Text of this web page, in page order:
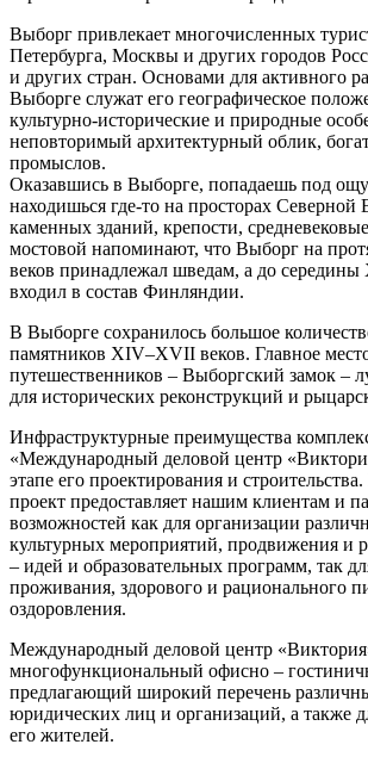
Выборг привлекает многочисленных
Петербурга, Москвы и других городов
и других стран. Основами для активного
Выборге служат его географическое
культурно-исторические и природные
неповторимый архитектурный облик,
промыслов.
Оказавшись в Выборге, попадаешь под
находишься где-то на просторах
каменных зданий, крепости,
мостовой напоминают, что Выборг на
веков принадлежал шведам, а до середины
входил в состав Финляндии.
В Выборге сохранилось большое
памятников XIV–XVII веков. Главное
путешественников – Выборгский замок –
для исторических реконструкций и
Инфраструктурные преимущества
«Международный деловой центр
этапе его проектирования и
проект предоставляет нашим клиентам и
возможностей как для организации
культурных мероприятий, продвижения и
– идей и образовательных программ, так
проживания, здорового и рационального
оздоровления.
Международный деловой центр
многофункциональный офисно –
предлагающий широкий перечень
юридических лиц и организаций, а также
его жителей.